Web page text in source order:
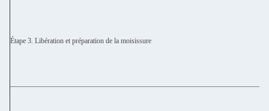
Étape 3. Libération et préparation de la moisissure